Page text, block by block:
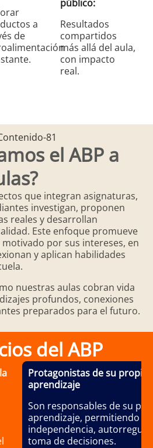
a
de
público:
Resultados
compartidos
más allá del aula,
con impacto
real.
el ABP a
que integran asignaturas,
investigan, proponen
reales y desarrollan
Este enfoque promueve
por sus intereses, en
y aplican habilidades
nuestras aulas cobran vida
profundos, conexiones
preparados para el futuro.
del ABP
Protagonistas de su propio
aprendizaje
Son responsables de su
aprendizaje, permitiendo
independencia,
toma de decisiones.